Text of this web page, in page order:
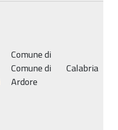
Comune di
Comune di
Ardore
Calabria